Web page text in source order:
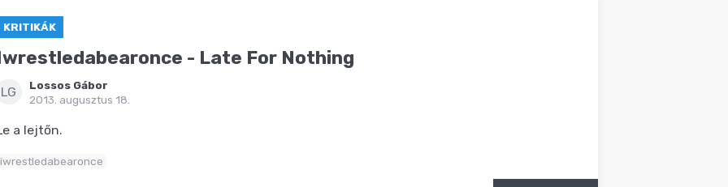
KRITIKÁK
- Late For Nothing
LG
Lossos Gábor
2013. augusztus 18.
a lejtőn.
iwrestledabearonce